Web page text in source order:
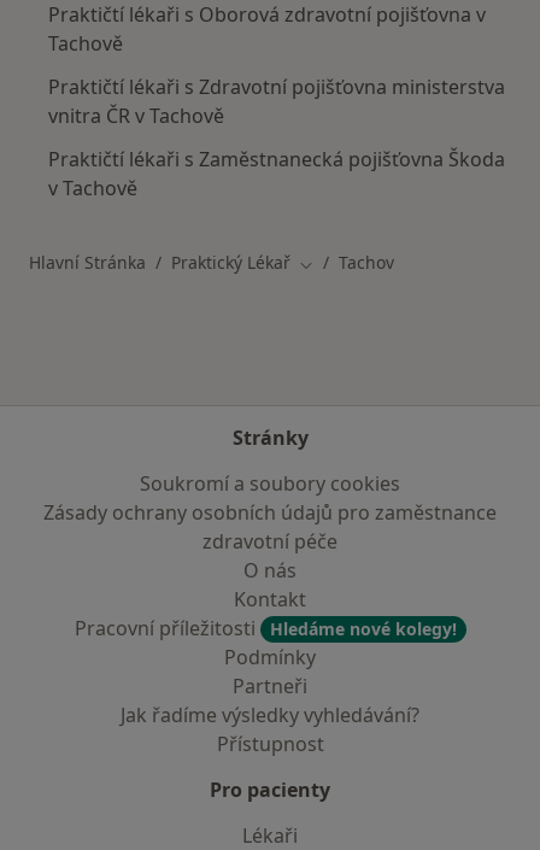
Praktičtí lékaři s Oborová zdravotní pojišťovna v
Tachově
Praktičtí lékaři s Zdravotní pojišťovna ministerstva
vnitra ČR v Tachově
Praktičtí lékaři s Zaměstnanecká pojišťovna Škoda
v Tachově
Hlavní Stránka Praktický Lékař Změna města
Tachov
Stránky
Soukromí a soubory cookies
Zásady ochrany osobních údajů pro zaměstnance
zdravotní péče
O nás
Kontakt
Pracovní příležitosti
Hledáme nové kolegy!
Podmínky
Partneři
Jak řadíme výsledky vyhledávání?
Přístupnost
Pro pacienty
Lékaři